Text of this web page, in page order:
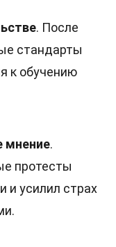
. После
стандарты
к обучению
мнение.
протесты
и усилил страх